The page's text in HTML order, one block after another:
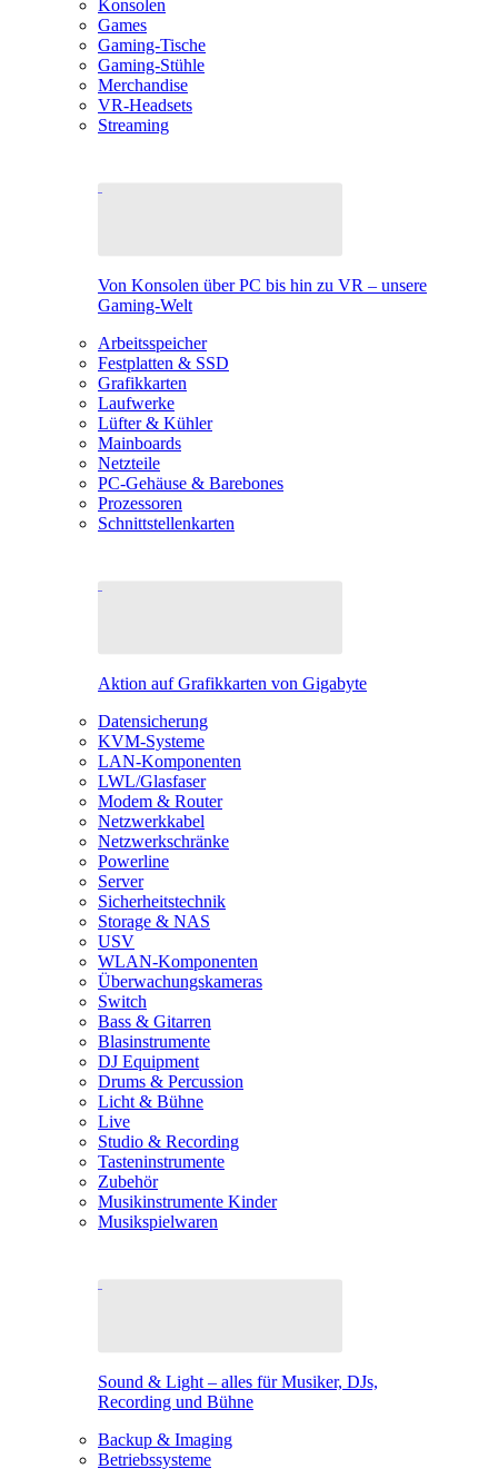
Konsolen
Games
Gaming-Tische
Gaming-Stühle
Merchandise
VR-Headsets
Streaming
Von Konsolen über PC bis hin zu VR – unsere
Gaming-Welt
Arbeitsspeicher
Festplatten & SSD
Grafikkarten
Laufwerke
Lüfter & Kühler
Mainboards
Netzteile
PC-Gehäuse & Barebones
Prozessoren
Schnittstellenkarten
Aktion auf Grafikkarten von Gigabyte
Datensicherung
KVM-Systeme
LAN-Komponenten
LWL/Glasfaser
Modem & Router
Netzwerkkabel
Netzwerkschränke
Powerline
Server
Sicherheitstechnik
Storage & NAS
USV
WLAN-Komponenten
Überwachungskameras
Switch
Bass & Gitarren
Blasinstrumente
DJ Equipment
Drums & Percussion
Licht & Bühne
Live
Studio & Recording
Tasteninstrumente
Zubehör
Musikinstrumente Kinder
Musikspielwaren
Sound & Light – alles für Musiker, DJs,
Recording und Bühne
Backup & Imaging
Betriebssysteme